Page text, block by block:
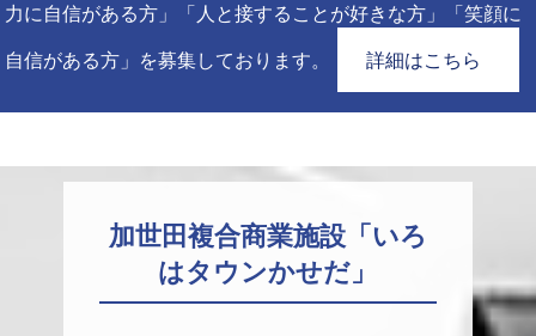
力に自信がある方」「人と接することが好きな方」「笑顔に
自信がある方」を募集しております。
詳細はこちら
加世田複合商業施設「いろ
はタウンかせだ」